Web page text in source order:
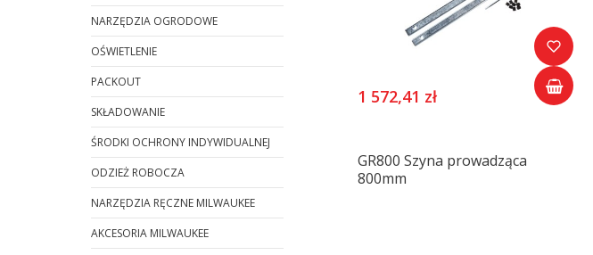
NARZĘDZIA OGRODOWE
OŚWIETLENIE
PACKOUT
SKŁADOWANIE
ŚRODKI OCHRONY INDYWIDUALNEJ
ODZIEŻ ROBOCZA
NARZĘDZIA RĘCZNE MILWAUKEE
AKCESORIA MILWAUKEE
1 572,41 zł
GR800 Szyna prowadząca
800mm